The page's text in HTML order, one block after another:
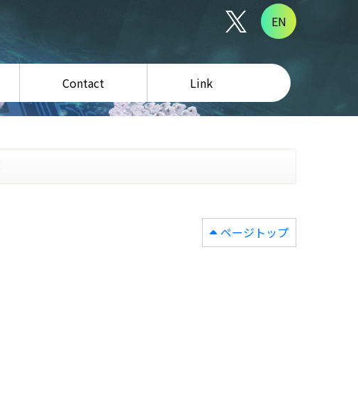
EN
Contact Link
ページトップ